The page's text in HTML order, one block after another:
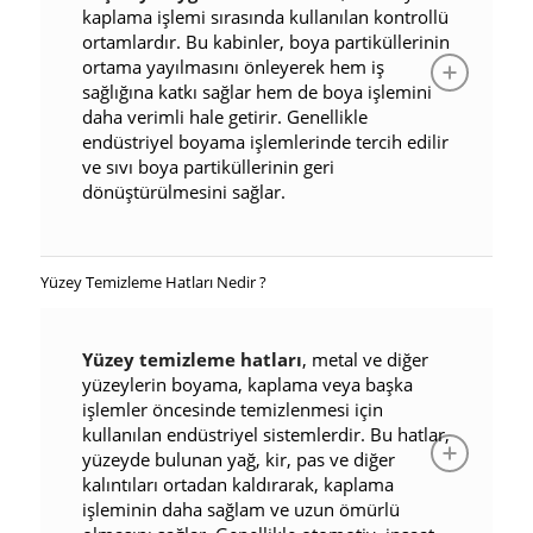
kaplama işlemi sırasında kullanılan kontrollü
ortamlardır. Bu kabinler, boya partiküllerinin
ortama yayılmasını önleyerek hem iş
sağlığına katkı sağlar hem de boya işlemini
daha verimli hale getirir. Genellikle
endüstriyel boyama işlemlerinde tercih edilir
ve sıvı boya partiküllerinin geri
dönüştürülmesini sağlar.
Yüzey Temizleme Hatları Nedir ?
Yüzey temizleme hatları, metal ve diğer
yüzeylerin boyama, kaplama veya başka
işlemler öncesinde temizlenmesi için
kullanılan endüstriyel sistemlerdir. Bu hatlar,
yüzeyde bulunan yağ, kir, pas ve diğer
kalıntıları ortadan kaldırarak, kaplama
işleminin daha sağlam ve uzun ömürlü